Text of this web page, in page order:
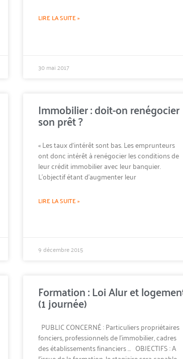
LIRE LA SUITE »
30 mai 2017
Immobilier : doit-on renégocier
son prêt ?
« Les taux d‘intérêt sont bas. Les emprunteurs
ont donc intérêt à renégocier les conditions de
leur crédit immobilier avec leur banquier.
L’objectif étant d’augmenter leur
LIRE LA SUITE »
9 décembre 2015
Formation : Loi Alur et
(1 journée)
PUBLIC CONCERNÉ : Particuliers propriétaires
fonciers, professionnels de l’immobilier, cadres
des établissements financiers … OBJECTIFS : A